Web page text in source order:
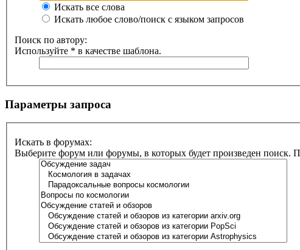
Искать все слова
Искать любое слово/поиск с языком запросов
Поиск по автору:
Используйте * в качестве шаблона.
Параметры запроса
Искать в форумах:
Выберите форум или форумы, в которых будет произведен